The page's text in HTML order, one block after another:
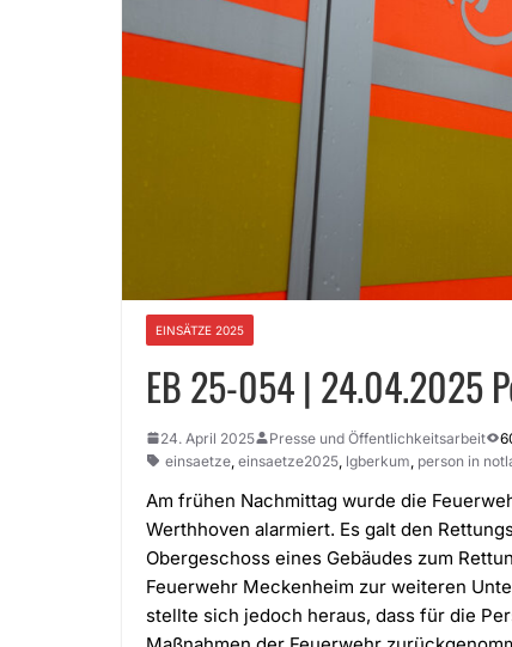
EINSÄTZE 2025
EB 25-054 | 24.04.2025
24. April 2025 Presse und Öffentlichkeitsarbeit
einsaetze einsaetze2025 lgberkum person in
Am frühen Nachmittag wurde die
Werthhoven alarmiert. Es galt den
Obergeschoss eines Gebäudes zum
Feuerwehr Meckenheim zur weiteren
stellte sich jedoch heraus, dass für die